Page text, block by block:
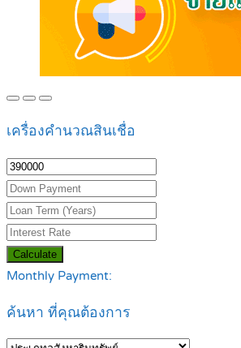
เครื่องคำนวณสินเชื่อ
Calculate
Monthly Payment:
ค้นหา ที่คุณต้องการ